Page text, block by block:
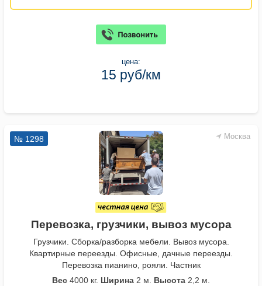
цена:
15 руб/км
Москва
№ 1298
Перевозка, грузчики, вывоз мусора
Грузчики. Сборка/разборка мебели. Вывоз мусора.
Квартирные переезды. Офисные, дачные переезды.
Перевозка пианино, рояли. Частник
Вес 4000 кг. Ширина 2 м. Высота 2,2 м.